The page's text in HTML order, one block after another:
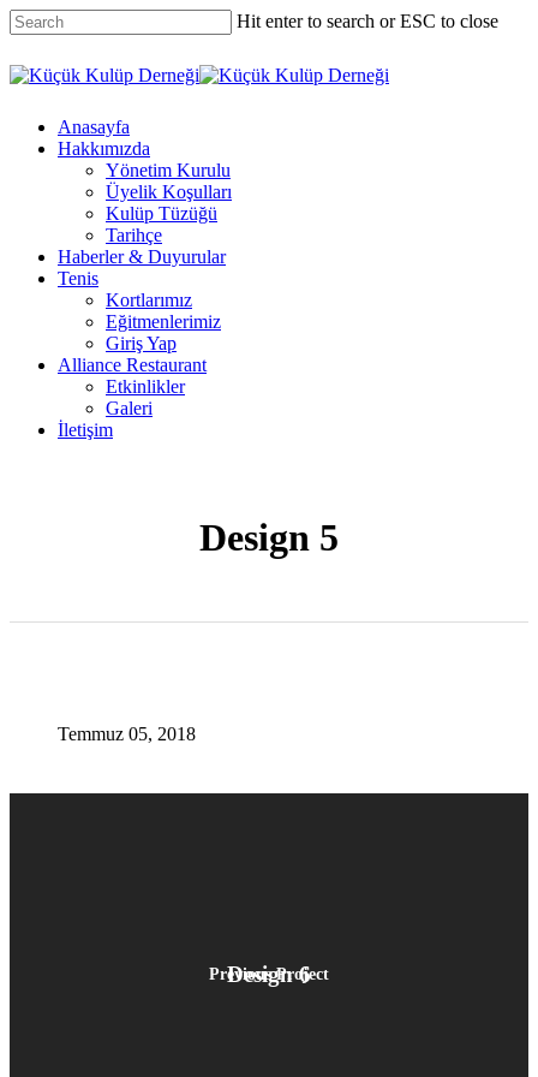
Skip
to
main
content
Hit enter to search or ESC to close
Close
Menu
Anasayfa
Hakkımızda
Yönetim Kurulu
Üyelik Koşulları
Kulüp Tüzüğü
Tarihçe
Haberler & Duyurular
Tenis
Kortlarımız
Eğitmenlerimiz
Giriş Yap
Alliance Restaurant
Etkinlikler
Galeri
İletişim
Design 5
Temmuz 05, 2018
Previous Project
Design 6